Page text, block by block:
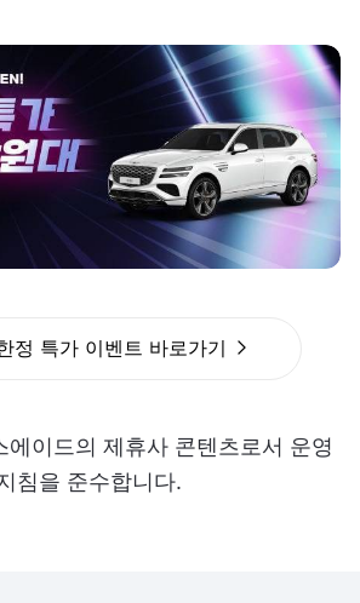
정 특가 이벤트 바로가기
에이드의 제휴사 콘텐츠로서 운영
침을 준수합니다.